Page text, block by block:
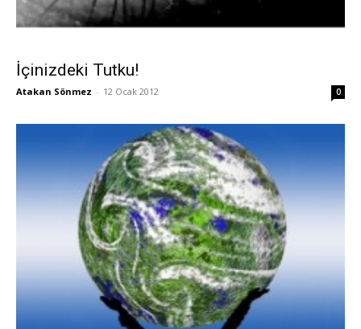
İçinizdeki Tutku!
Atakan Sönmez - 12 Ocak 2012 0